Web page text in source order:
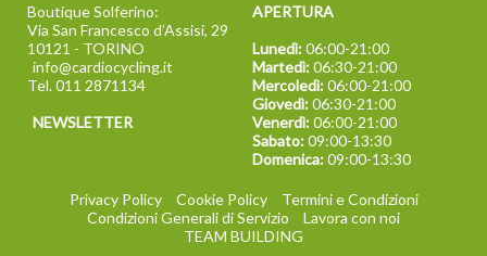
Boutique Solferino:
Via San Francesco d’Assisi, 29
10121 - TORINO
info@cardiocycling.it
Tel. 011 2871134
NEWSLETTER
APERTURA
Lunedì:06:00-21:00
Martedì:06:30-21:00
Mercoledì:06:00-21:00
Giovedì:06:30-21:00
Venerdì:06:00-21:00
Sabato:09:00-13:30
Domenica:09:00-13:30
Privacy Policy Cookie Policy
Termini e Condizioni
Condizioni Generali di Servizio
Lavora con noi
TEAM BUILDING